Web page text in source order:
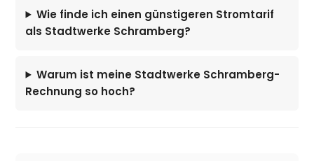
Wie finde ich einen günstigeren Stromtarif
als Stadtwerke Schramberg?
Warum ist meine Stadtwerke Schramberg-
Rechnung so hoch?